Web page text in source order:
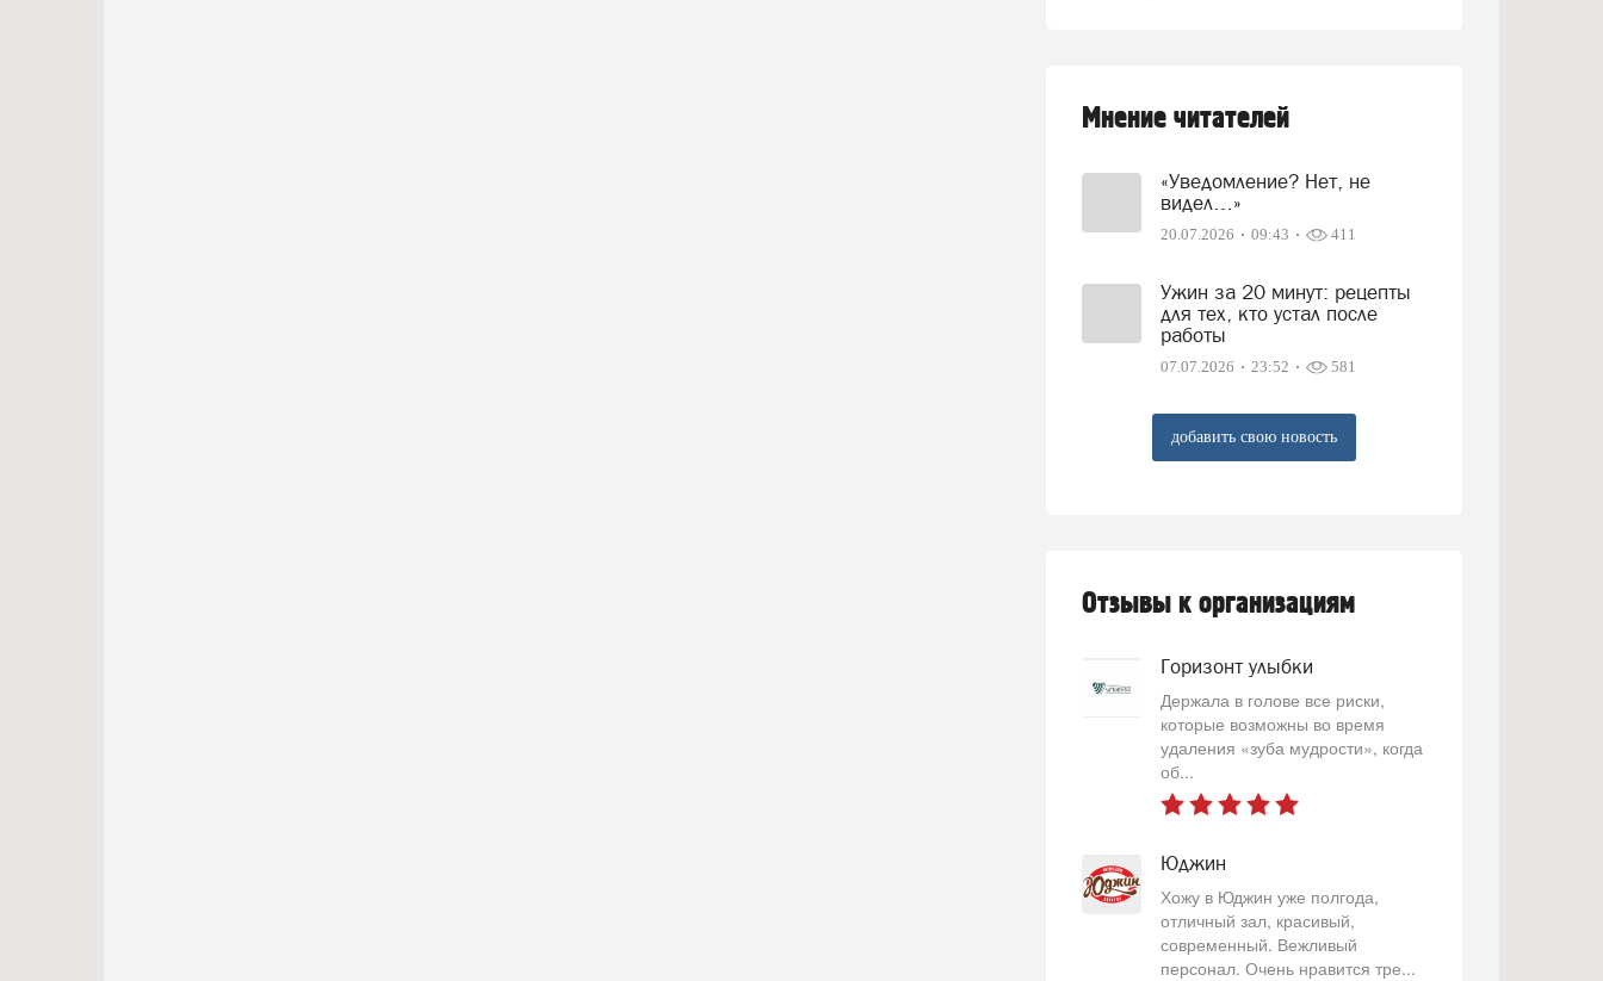
Мнение читателей
«Уведомление? Нет, не
видел…»
20.07.2026 09:43 411
Ужин за 20 минут: рецепты
для тех, кто устал после
работы
07.07.2026 23:52 581
добавить свою новость
Отзывы к организациям
Горизонт улыбки
Держала в голове все риски,
которые возможны во время
удаления «зуба мудрости», когда
об...
Юджин
Хожу в Юджин уже полгода,
отличный зал, красивый,
современный. Вежливый
персонал. Очень нравится тре...